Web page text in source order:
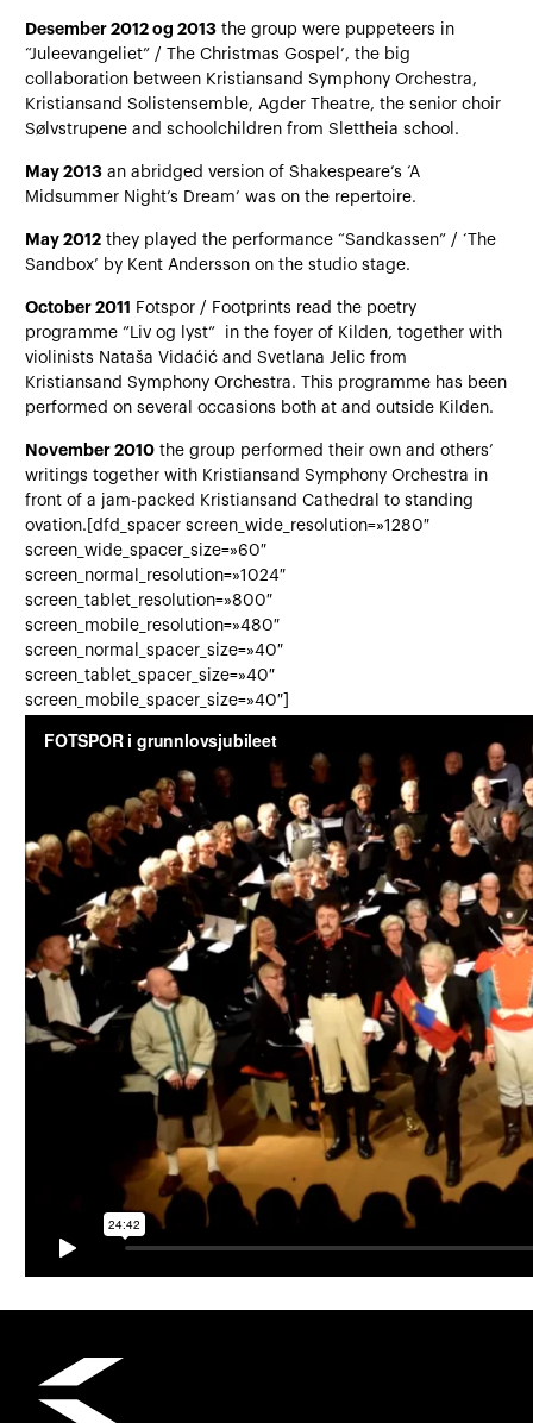
Desember 2012 og 2013the group were puppeteers in
“Juleevangeliet” / The Christmas Gospel’, the big
collaboration between Kristiansand Symphony Orchestra,
Kristiansand Solistensemble, Agder Theatre, the senior choir
Sølvstrupene and schoolchildren from Slettheia school.
May 2013an abridged version of Shakespeare’s ‘A
Midsummer Night’s Dream’ was on the repertoire.
May 2012 they played the performance “Sandkassen” / ‘The
Sandbox’ by Kent Andersson on the studio stage.
October 2011 Fotspor / Footprints read the poetry
programme ”Liv og lyst” in the foyer of Kilden, together with
violinists Nataša Vidaćić and Svetlana Jelic from
Kristiansand Symphony Orchestra. This programme has been
performed on several occasions both at and outside Kilden.
November 2010 the group performed their own and others’
writings together with Kristiansand Symphony Orchestra in
front of a jam-packed Kristiansand Cathedral to standing
ovation.[dfd_spacer screen_wide_resolution=»1280″
screen_wide_spacer_size=»60″
screen_normal_resolution=»1024″
screen_tablet_resolution=»800″
screen_mobile_resolution=»480″
screen_normal_spacer_size=»40″
screen_tablet_spacer_size=»40″
screen_mobile_spacer_size=»40″]